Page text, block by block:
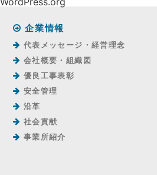
企業情報
代表メッセージ・経営理念
会社概要・組織図
優良工事表彰
安全管理
沿革
社会貢献
事業所紹介